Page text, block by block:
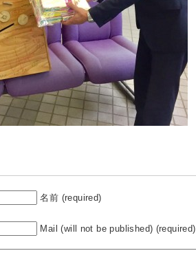
名前 (required)
Mail (will not be published) (required)